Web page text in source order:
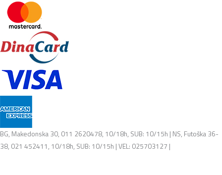
BG, Makedonska 30, 011 2620478, 10/18h, SUB: 10/15h | NS, Futoška 36-
38, 021 452411, 10/18h, SUB: 10/15h | VEL: 025703127 |